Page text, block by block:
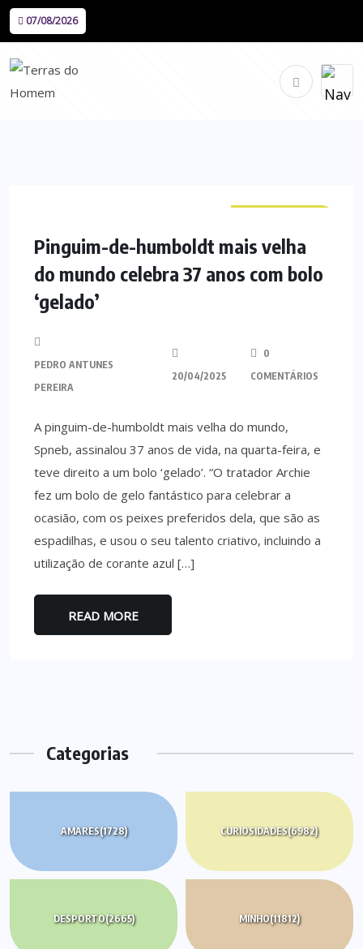
07/08/2026
Pinguim-de-humboldt mais velha
do mundo celebra 37 anos com bolo
‘gelado’
PEDRO ANTUNES
PEREIRA
20/04/2025
0
COMENTÁRIOS
A pinguim-de-humboldt mais velha do mundo,
Spneb, assinalou 37 anos de vida, na quarta-feira, e
teve direito a um bolo ‘gelado’. “O tratador Archie
fez um bolo de gelo fantástico para celebrar a
ocasião, com os peixes preferidos dela, que são as
espadilhas, e usou o seu talento criativo, incluindo a
utilização de corante azul […]
READ MORE
Categorias
AMARES(1728) CURIOSIDADES(6982)
DESPORTO(2665) MINHO(11812)